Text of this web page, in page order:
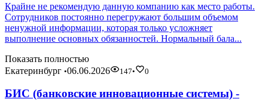
Крайне не рекомендую данную компанию как место работы.
Сотрудников постоянно перегружают большим объемом
ненужной информации, которая только усложняет
выполнение основных обязанностей. Нормальный бала...
Показать полностью
Екатеринбург •06.06.2026 147• 0
БИС (банковские инновационные системы) -